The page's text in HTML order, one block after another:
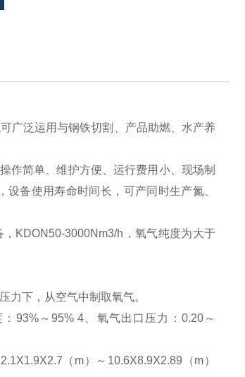
广泛运用与钢铁切割、产品助燃、水产养
简单、维护方便、运行费用小、现场制
备使用寿命时间长，可产同时生产氮、
KDON50-3000Nm3/h，氧气纯度为大于
力下，从空气中制取氧气。
93%～95% 4、氧气出口压力：0.20～
（m）～10.6X8.9X2.89（m）